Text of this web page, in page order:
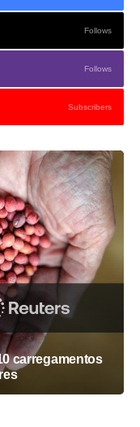
Follows
Follows
Subscribers
carregamentos